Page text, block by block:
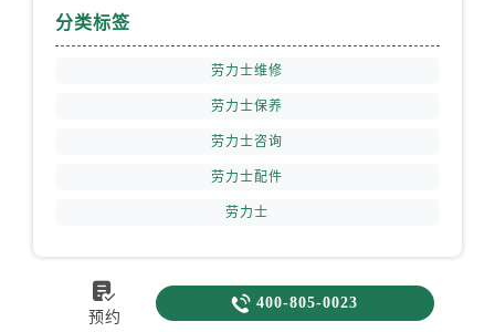
分类标签
劳力士维修
劳力士保养
劳力士咨询
劳力士配件
劳力士

预约
 400-805-0023